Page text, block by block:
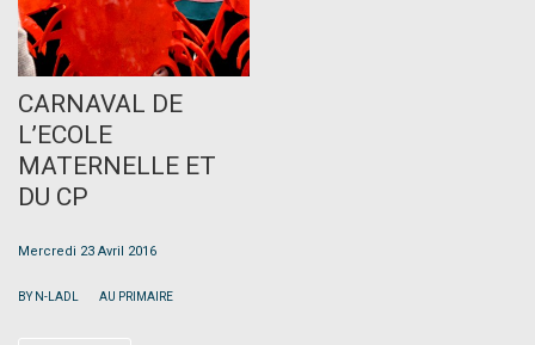
CARNAVAL DE
L’ECOLE
MATERNELLE ET
DU CP
Mercredi 23 Avril 2016
BY N-LADL AU PRIMAIRE